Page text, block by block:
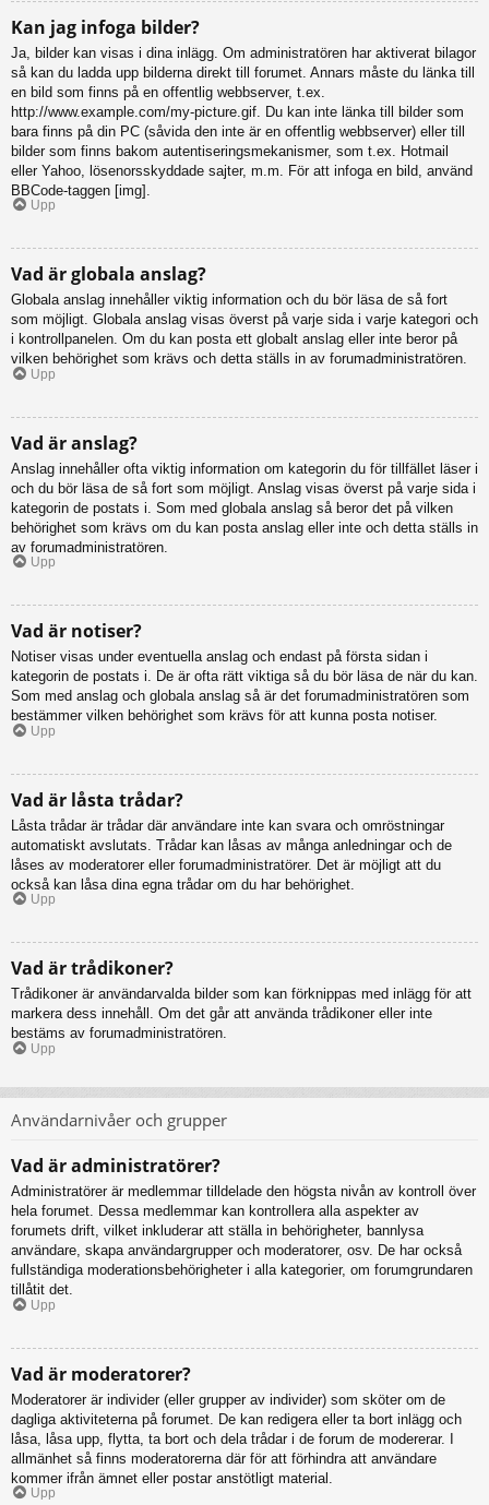
Kan jag infoga bilder?
Ja, bilder kan visas i dina inlägg. Om administratören har aktiverat bilagor
så kan du ladda upp bilderna direkt till forumet. Annars måste du länka till
en bild som finns på en offentlig webbserver, t.ex.
http://www.example.com/my-picture.gif. Du kan inte länka till bilder som
bara finns på din PC (såvida den inte är en offentlig webbserver) eller till
bilder som finns bakom autentiseringsmekanismer, som t.ex. Hotmail
eller Yahoo, lösenorsskyddade sajter, m.m. För att infoga en bild, använd
BBCode-taggen [img].
Upp
Vad är globala anslag?
Globala anslag innehåller viktig information och du bör läsa de så fort
som möjligt. Globala anslag visas överst på varje sida i varje kategori och
i kontrollpanelen. Om du kan posta ett globalt anslag eller inte beror på
vilken behörighet som krävs och detta ställs in av forumadministratören.
Upp
Vad är anslag?
Anslag innehåller ofta viktig information om kategorin du för tillfället läser i
och du bör läsa de så fort som möjligt. Anslag visas överst på varje sida i
kategorin de postats i. Som med globala anslag så beror det på vilken
behörighet som krävs om du kan posta anslag eller inte och detta ställs in
av forumadministratören.
Upp
Vad är notiser?
Notiser visas under eventuella anslag och endast på första sidan i
kategorin de postats i. De är ofta rätt viktiga så du bör läsa de när du kan.
Som med anslag och globala anslag så är det forumadministratören som
bestämmer vilken behörighet som krävs för att kunna posta notiser.
Upp
Vad är låsta trådar?
Låsta trådar är trådar där användare inte kan svara och omröstningar
automatiskt avslutats. Trådar kan låsas av många anledningar och de
låses av moderatorer eller forumadministratörer. Det är möjligt att du
också kan låsa dina egna trådar om du har behörighet.
Upp
Vad är trådikoner?
Trådikoner är användarvalda bilder som kan förknippas med inlägg för att
markera dess innehåll. Om det går att använda trådikoner eller inte
bestäms av forumadministratören.
Upp
Användarnivåer och grupper
Vad är administratörer?
Administratörer är medlemmar tilldelade den högsta nivån av kontroll över
hela forumet. Dessa medlemmar kan kontrollera alla aspekter av
forumets drift, vilket inkluderar att ställa in behörigheter, bannlysa
användare, skapa användargrupper och moderatorer, osv. De har också
fullständiga moderationsbehörigheter i alla kategorier, om forumgrundaren
tillåtit det.
Upp
Vad är moderatorer?
Moderatorer är individer (eller grupper av individer) som sköter om de
dagliga aktiviteterna på forumet. De kan redigera eller ta bort inlägg och
låsa, låsa upp, flytta, ta bort och dela trådar i de forum de modererar. I
allmänhet så finns moderatorerna där för att förhindra att användare
kommer ifrån ämnet eller postar anstötligt material.
Upp